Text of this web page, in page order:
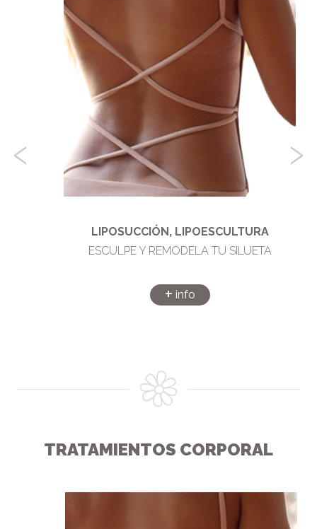
LIPOSUCCIÓN, LIPOESCULTURA
ESCULPE Y REMODELA TU SILUETA
+info
‹ ›
TRATAMIENTOS CORPORAL